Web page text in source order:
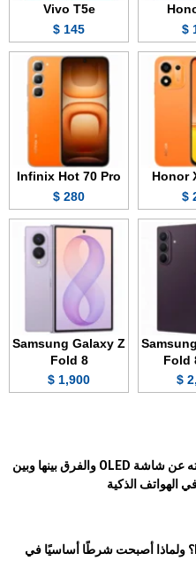
Vivo T5e
145 $
Honor
Infinix Hot 70 Pro
280 $
Fold
Samsung Galaxy Z
Fold 8
1,900 $
كل ما تحتاج معرفته عن شاشة OLED والفرق بينها وبين
ما هي تقنية LTPO؟ ولماذا أصبحت شرطًا أساسيًا في